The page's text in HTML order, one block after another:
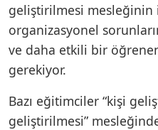
geliştirilmesi mesleğinin
organizasyonel
ve daha etkili bir
gerekiyor.
Bazı eğitimciler “kişi
geliştirilmesi”